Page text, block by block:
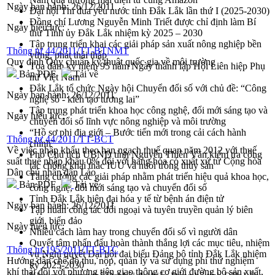
Đại hội Thi đua yêu nước tỉnh Đắk Lắk lần thứ I (2025-2030)
Đồng chí Lương Nguyễn Minh Triết được chỉ định làm Bí
thư Tỉnh ủy Đắk Lắk nhiệm kỳ 2025 – 2030
Tập trung triển khai các giải pháp sản xuất nông nghiệp bền
vững, phát thải thấp
Tọa đàm kỷ niệm 95 năm Ngày thành lập Hội Liên hiệp Phụ
nữ Việt Nam
Đắk Lắk tổ chức Ngày hội Chuyển đổi số với chủ đề: “Công
nghệ số - kiến tạo tương lai”
Tập trung phát triển khoa học công nghệ, đổi mới sáng tạo và
chuyển đổi số lĩnh vực nông nghiệp và môi trường
“Hồ sơ phi địa giới – Bước tiến mới trong cải cách hành
chính”
Phó Chủ tịch UBND tỉnh Nguyễn Thiên Văn kiểm tra công
tác chống khai thác IUU và nuôi trồng thủy sản
Tăng cường các giải pháp nhằm phát triển hiệu quả khoa học,
công nghệ, đổi mới sáng tạo và chuyển đổi số
Tỉnh Đắk Lắk hiện đại hóa y tế từ bệnh án điện tử
Tập huấn công tác đối ngoại và tuyên truyền quản lý biên
giới, biển đảo
Nhiều cách làm hay trong chuyển đổi số vì người dân
Quyết tâm phấn đấu hoàn thành thắng lợi các mục tiêu, nhiệm
vụ Nghị quyết Đại hội đại biểu Đảng bộ tỉnh Đắk Lắk nhiệm
kỳ 2025-2030
Ngày ban hành:26/12/2011
Ngày hiệu lực:
Thông tư 44/2011/TT-BTNMT
Quy định Quy chuẩn kỹ thuật quốc gia về môi trường
Bản PDF
Tải về
Ngày ban hành:26/12/2011
Ngày hiệu lực:
Thông tư 44/2011/TT-BCT
Về việc nhập khẩu theo hạn ngạch thuế quan năm 2012 với thuế
suất thuế nhập khẩu 0% đối với hàng hóa có xuất xứ từ Cộng hòa
Dân chủ nhân dân Lào
Bản PDF
Tải về
Ngày ban hành:26/12/2011
Ngày hiệu lực:
Thông tư 195/2011/TT-BTC
Hướng dẫn chế độ thu, nộp, quản lý và sử dụng phí thử nghiệm
khí thải đối với phương tiện giao thông cơ giới đường bộ sản xuất,